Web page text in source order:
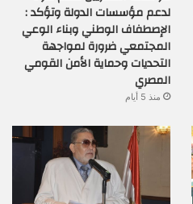
لدعم مؤسسات الدولة وتؤكد :
الإصطفاف الوطني وبناء الوعي
المجتمعي ضرورة لمواجهة
التحديات وحماية الأمن القومي
المصري
منذ 5 أيام